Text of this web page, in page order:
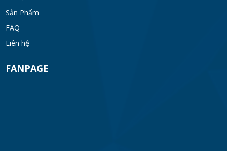
Sản Phẩm
FAQ
Liên hệ
FANPAGE